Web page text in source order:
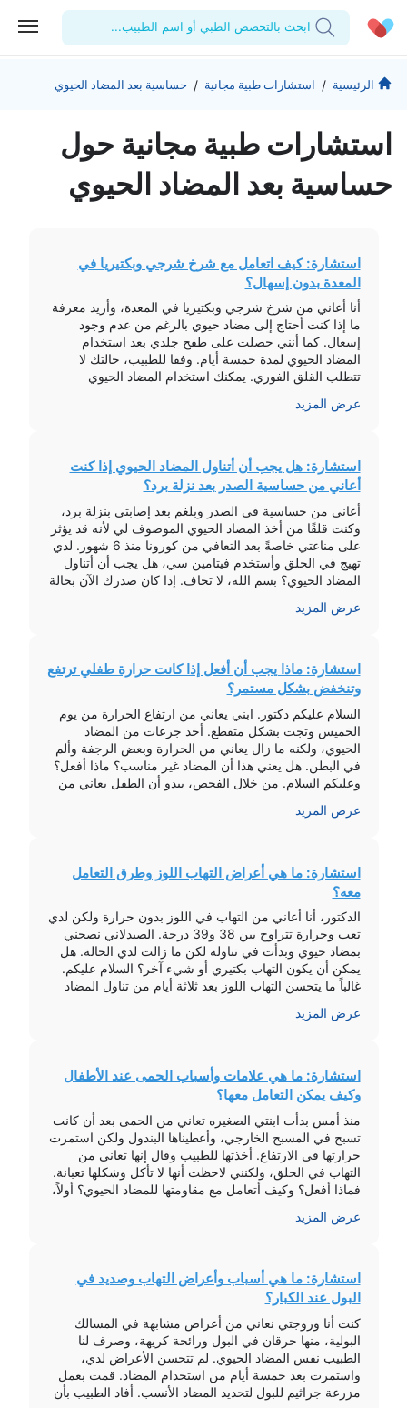
ابحث بالتخصص الطبي أو اسم الطبيب...
الحساب الشخصي
الوصفات الطبية
اختبارات المعمل
تسجيل الخروج
الشركة
المدونة
المقالات الطبية
الرئيسية / استشارات طبية مجانية / حساسية بعد المضاد الحيوي
استشارات طبیة مجانیة حول
حساسية بعد المضاد الحيوي
استشارة: كيف اتعامل مع شرخ شرجي وبكتيريا في
المعدة بدون إسهال؟
أنا أعاني من شرخ شرجي وبكتيريا في المعدة، وأريد معرفة
ما إذا كنت أحتاج إلى مضاد حيوي بالرغم من عدم وجود
إسعال. كما أنني حصلت على طفح جلدي بعد استخدام
المضاد الحيوي لمدة خمسة أيام. وفقا للطبيب، حالتك لا
تتطلب القلق الفوري. يمكنك استخدام المضاد الحيوي
الباراسيتامول عند الحاجة، […]
عرض المزيد
استشارة: هل يجب أن أتناول المضاد الحيوي إذا كنت
أعاني من حساسية الصدر بعد نزلة برد؟
أعاني من حساسية في الصدر وبلغم بعد إصابتي بنزلة برد،
وكنت قلقًا من أخذ المضاد الحيوي الموصوف لي لأنه قد يؤثر
على مناعتي خاصةً بعد التعافي من كورونا منذ 6 شهور. لدي
تهيج في الحلق وأستخدم فيتامين سي، هل يجب أن أتناول
المضاد الحيوي؟ بسم الله، لا تخاف. إذا كان صدرك الآن بحالة
عرض المزيد
استشارة: ماذا يجب أن أفعل إذا كانت حرارة طفلي ترتفع
وتنخفض بشكل مستمر؟
السلام عليكم دكتور. ابني يعاني من ارتفاع الحرارة من يوم
الخميس وتجت بشكل متقطع. أخذ جرعات من المضاد
الحيوي، ولكنه ما زال يعاني من الحرارة وبعض الرجفة وألم
في البطن. هل يعني هذا أن المضاد غير مناسب؟ ماذا أفعل؟
وعليكم السلام. من خلال الفحص، يبدو أن الطفل يعاني من
عرض المزيد
استشارة: ما هي أعراض التهاب اللوز وطرق التعامل
معه؟
الدكتور، أنا أعاني من التهاب في اللوز بدون حرارة ولكن لدي
تعب وحرارة تتراوح بين 38 و39 درجة. الصيدلاني نصحني
بمضاد حيوي وبدأت في تناوله لكن ما زالت لدي الحالة. هل
يمكن أن يكون التهاب بكتيري أو شيء آخر؟ السلام عليكم.
غالباً ما يتحسن التهاب اللوز بعد ثلاثة أيام من تناول المضاد
عرض المزيد
استشارة: ما هي علامات وأسباب الحمى عند الأطفال
وكيف يمكن التعامل معها؟
منذ أمس بدأت ابنتي الصغيره تعاني من الحمى بعد أن كانت
تسبح في المسبح الخارجي، وأعطيناها البندول ولكن استمرت
حرارتها في الارتفاع. أخذتها للطبيب وقال إنها تعاني من
التهاب في الحلق، ولكنني لاحظت أنها لا تأكل وشكلها تعبانة.
فماذا أفعل؟ وكيف أتعامل مع مقاومتها للمضاد الحيوي؟ أولاً،
عرض المزيد
استشارة: ما هي أسباب وأعراض التهاب وصديد في
البول عند الكبار؟
كنت أنا وزوجتي نعاني من أعراض مشابهة في المسالك
البولية، منها حرقان في البول ورائحة كريهة، وصرف لنا
الطبيب نفس المضاد الحيوي. لم تتحسن الأعراض لدي،
واستمرت بعد خمسة أيام من استخدام المضاد. قمت بعمل
مزرعة جراثيم للبول لتحديد المضاد الأنسب. أفاد الطبيب بأن